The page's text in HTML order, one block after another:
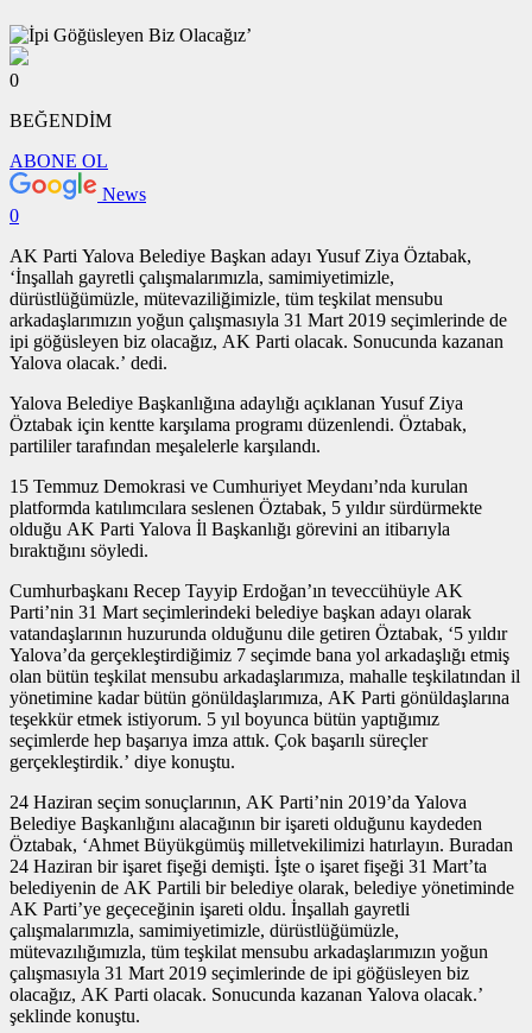
0
BEĞENDİM
ABONE OL
News
0
AK Parti Yalova Belediye Başkan adayı Yusuf Ziya Öztabak,
‘İnşallah gayretli çalışmalarımızla, samimiyetimizle,
dürüstlüğümüzle, mütevaziliğimizle, tüm teşkilat mensubu
arkadaşlarımızın yoğun çalışmasıyla 31 Mart 2019 seçimlerinde de
ipi göğüsleyen biz olacağız, AK Parti olacak. Sonucunda kazanan
Yalova olacak.’ dedi.
Yalova Belediye Başkanlığına adaylığı açıklanan Yusuf Ziya
Öztabak için kentte karşılama programı düzenlendi. Öztabak,
partililer tarafından meşalelerle karşılandı.
15 Temmuz Demokrasi ve Cumhuriyet Meydanı’nda kurulan
platformda katılımcılara seslenen Öztabak, 5 yıldır sürdürmekte
olduğu AK Parti Yalova İl Başkanlığı görevini an itibarıyla
bıraktığını söyledi.
Cumhurbaşkanı Recep Tayyip Erdoğan’ın teveccühüyle AK
Parti’nin 31 Mart seçimlerindeki belediye başkan adayı olarak
vatandaşlarının huzurunda olduğunu dile getiren Öztabak, ‘5 yıldır
Yalova’da gerçekleştirdiğimiz 7 seçimde bana yol arkadaşlığı etmiş
olan bütün teşkilat mensubu arkadaşlarımıza, mahalle teşkilatından il
yönetimine kadar bütün gönüldaşlarımıza, AK Parti gönüldaşlarına
teşekkür etmek istiyorum. 5 yıl boyunca bütün yaptığımız
seçimlerde hep başarıya imza attık. Çok başarılı süreçler
gerçekleştirdik.’ diye konuştu.
24 Haziran seçim sonuçlarının, AK Parti’nin 2019’da Yalova
Belediye Başkanlığını alacağının bir işareti olduğunu kaydeden
Öztabak, ‘Ahmet Büyükgümüş milletvekilimizi hatırlayın. Buradan
24 Haziran bir işaret fişeği demişti. İşte o işaret fişeği 31 Mart’ta
belediyenin de AK Partili bir belediye olarak, belediye yönetiminde
AK Parti’ye geçeceğinin işareti oldu. İnşallah gayretli
çalışmalarımızla, samimiyetimizle, dürüstlüğümüzle,
mütevazılığımızla, tüm teşkilat mensubu arkadaşlarımızın yoğun
çalışmasıyla 31 Mart 2019 seçimlerinde de ipi göğüsleyen biz
olacağız, AK Parti olacak. Sonucunda kazanan Yalova olacak.’
şeklinde konuştu.